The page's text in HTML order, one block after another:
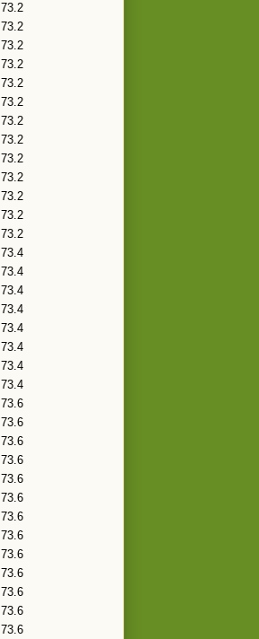
73.2
73.2
73.2
73.2
73.2
73.2
73.2
73.2
73.2
73.2
73.2
73.2
73.2
73.4
73.4
73.4
73.4
73.4
73.4
73.4
73.4
73.6
73.6
73.6
73.6
73.6
73.6
73.6
73.6
73.6
73.6
73.6
73.6
73.6